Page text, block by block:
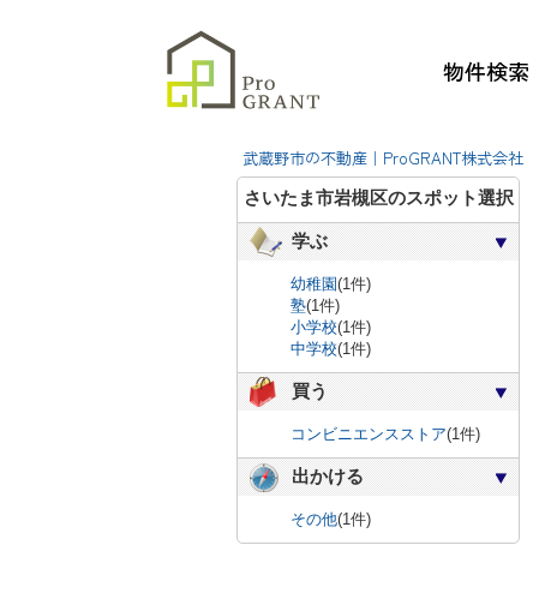
物件検索
武蔵野市の不動産｜ProGRANT株式会社
さいたま市岩槻区のスポット選択
学ぶ
幼稚園(1件)
塾(1件)
小学校(1件)
中学校(1件)
買う
コンビニエンスストア(1件)
出かける
その他(1件)